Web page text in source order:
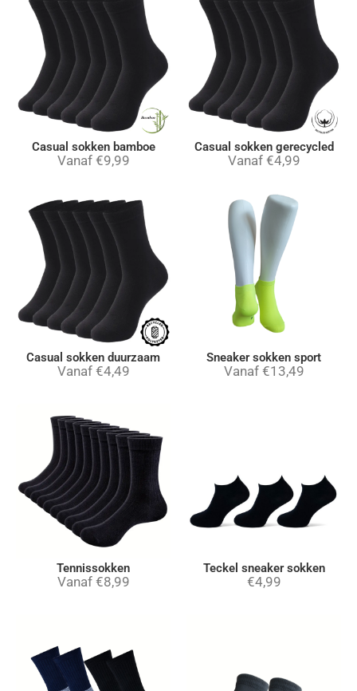
Casual sokken bamboe
Vanaf €9,99
Casual sokken gerecycled
Vanaf €4,99
Casual sokken duurzaam
Vanaf €4,49
Sneaker sokken sport
Vanaf €13,49
Tennissokken
Vanaf €8,99
Teckel sneaker sokken
€4,99